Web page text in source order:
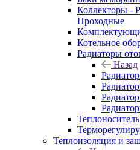
Коллекторы -
Проходные
Котельное
Радиаторы
Назад
Теплоноситель
Теплоизоляция и